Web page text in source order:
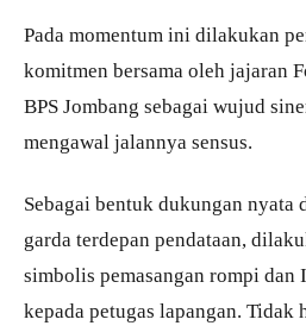
Pada momentum ini dilakukan
komitmen bersama oleh jajaran
BPS Jombang sebagai wujud
mengawal jalannya sensus.
Sebagai bentuk dukungan nyata
garda terdepan pendataan,
simbolis pemasangan rompi dan
kepada petugas lapangan. Tidak